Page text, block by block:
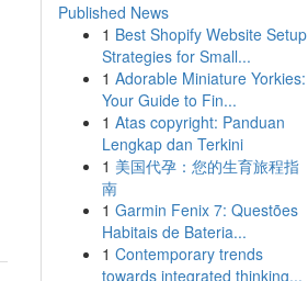
Published News
1 Best Shopify Website Setup
Strategies for Small...
1 Adorable Miniature Yorkies:
Your Guide to Fin...
1 Atas copyright: Panduan
Lengkap dan Terkini
1 美国代孕：您的生育旅程指
南
1 Garmin Fenix 7: Questões
Habitais de Bateria...
1 Contemporary trends
towards integrated thinking...